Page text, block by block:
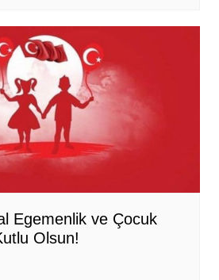
Egemenlik ve Çocuk
Olsun!